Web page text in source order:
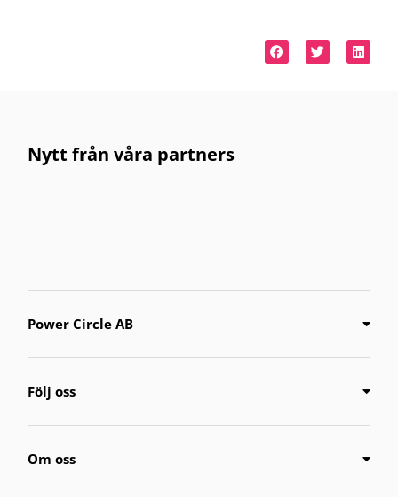
Nytt från våra partners
Power Circle AB
Följ oss
Om oss